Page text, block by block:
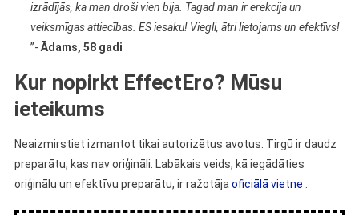
izrādījās, ka man droši vien bija. Tagad man ir erekcija un
veiksmīgas attiecības. ES iesaku! Viegli, ātri lietojams un efektīvs!
”- Ādams, 58 gadi
Kur nopirkt EffectEro? Mūsu
ieteikums
Neaizmirstiet izmantot tikai autorizētus avotus. Tirgū ir daudz
preparātu, kas nav oriģināli. Labākais veids, kā iegādāties
oriģinālu un efektīvu preparātu, ir ražotāja oficiālā vietne